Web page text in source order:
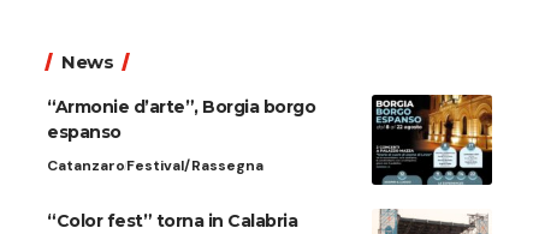
News
“Armonie d’arte”, Borgia borgo
espanso
CatanzaroFestival/Rassegna
“Color fest” torna in Calabria